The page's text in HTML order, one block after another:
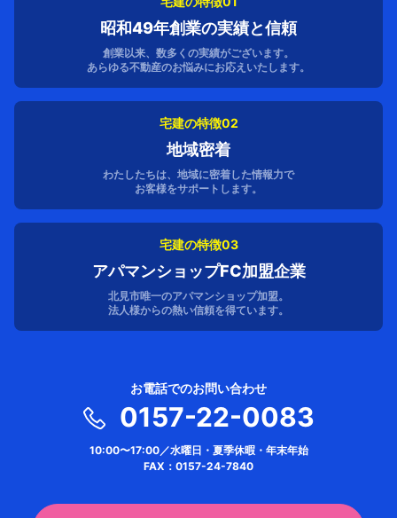
昭和49年創業の実績と信頼
創業以来、数多くの実績がございます。
あらゆる不動産のお悩みにお応えいたします。
宅建の特徴02
地域密着
わたしたちは、地域に密着した情報力で
お客様をサポートします。
宅建の特徴03
アパマンショップFC加盟企業
北見市唯一のアパマンショップ加盟。
法人様からの熱い信頼を得ています。
お電話でのお問い合わせ
0157-22-0083
10:00〜17:00／水曜日・夏季休暇・年末年始
FAX：0157-24-7840